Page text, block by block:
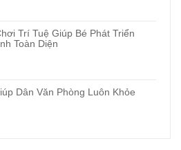
Trí Tuệ Giúp Bé Phát Triển
Toàn Diện
Dân Văn Phòng Luôn Khỏe